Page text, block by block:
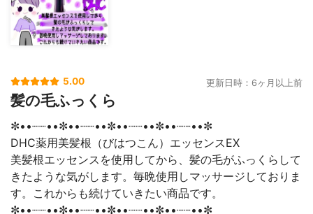
5.00 更新日時：6ヶ月以上前
髪の毛ふっくら
✼••┈┈••✼••┈┈••✼••┈┈••✼••┈┈••✼
DHC薬用美髪根（びはつこん）エッセンスEX
美髪根エッセンスを使用してから、髪の毛がふっくらして
きたような気がします。毎晩使用しマッサージしておりま
す。これからも続けていきたい商品です。
✼••┈┈••✼••┈┈••✼••┈┈••✼••┈┈••✼